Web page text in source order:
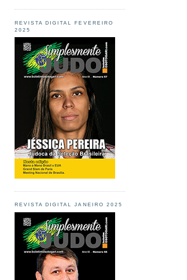
REVISTA DIGITAL FEVEREIRO
2025
REVISTA DIGITAL JANEIRO 2025